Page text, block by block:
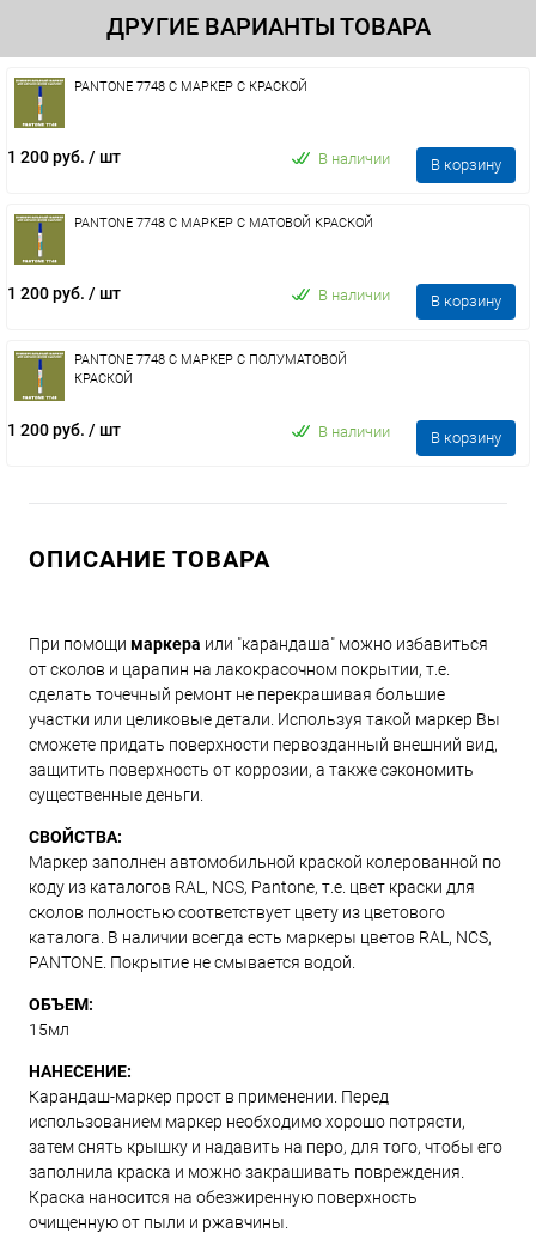
ДРУГИЕ ВАРИАНТЫ ТОВАРА
PANTONE 7748 C МАРКЕР С КРАСКОЙ
1 200 руб. / шт В наличии В корзину
PANTONE 7748 C МАРКЕР С МАТОВОЙ КРАСКОЙ
1 200 руб. / шт В наличии В корзину
PANTONE 7748 C МАРКЕР С ПОЛУМАТОВОЙ
КРАСКОЙ
1 200 руб. / шт В наличии В корзину
ОПИСАНИЕ ТОВАРА
При помощи маркера или "карандаша" можно избавиться
от сколов и царапин на лакокрасочном покрытии, т.е.
сделать точечный ремонт не перекрашивая большие
участки или целиковые детали. Используя такой маркер Вы
сможете придать поверхности первозданный внешний вид,
защитить поверхность от коррозии, а также сэкономить
существенные деньги.
СВОЙСТВА:
Маркер заполнен автомобильной краской колерованной по
коду из каталогов RAL, NCS, Pantone, т.е. цвет краски для
сколов полностью соответствует цвету из цветового
каталога. В наличии всегда есть маркеры цветов RAL, NCS,
PANTONE. Покрытие не смывается водой.
ОБЪЕМ:
15мл
НАНЕСЕНИЕ:
Карандаш-маркер прост в применении. Перед
использованием маркер необходимо хорошо потрясти,
затем снять крышку и надавить на перо, для того, чтобы его
заполнила краска и можно закрашивать повреждения.
Краска наносится на обезжиренную поверхность
очищенную от пыли и ржавчины.